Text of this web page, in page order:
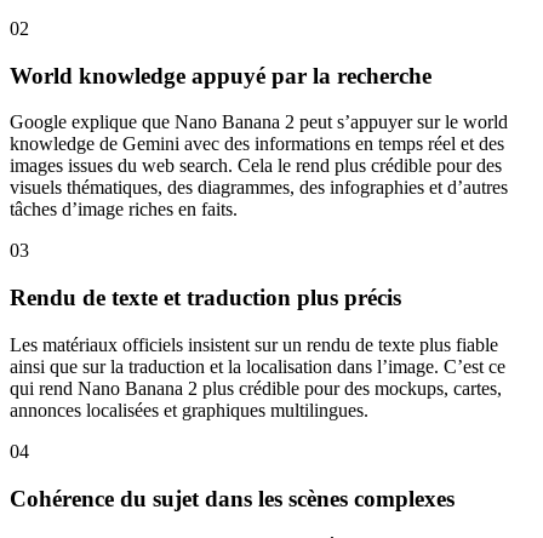
02
World knowledge appuyé par la recherche
Google explique que Nano Banana 2 peut s’appuyer sur le world
knowledge de Gemini avec des informations en temps réel et des
images issues du web search. Cela le rend plus crédible pour des
visuels thématiques, des diagrammes, des infographies et d’autres
tâches d’image riches en faits.
03
Rendu de texte et traduction plus précis
Les matériaux officiels insistent sur un rendu de texte plus fiable
ainsi que sur la traduction et la localisation dans l’image. C’est ce
qui rend Nano Banana 2 plus crédible pour des mockups, cartes,
annonces localisées et graphiques multilingues.
04
Cohérence du sujet dans les scènes complexes